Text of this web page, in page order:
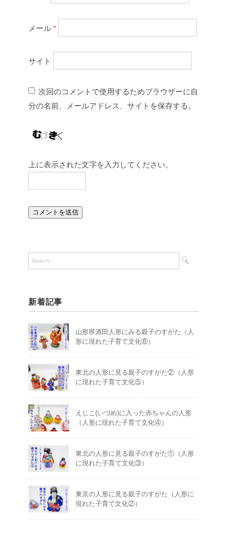
メール *
サイト
次回のコメントで使用するためブラウザーに自
分の名前、メールアドレス、サイトを保存する。
上に表示された文字を入力してください。
新着記事
山形県酒田人形にみる親子のすがた（人
形に現れた子育て文化⑥）
東北の人形に見る親子のすがた②（人形
に現れた子育て文化⑤）
えじこ(いづめ)に入った赤ちゃんの人形
（人形に現れた子育て文化④）
東北の人形に見る親子のすがた①（人形
に現れた子育て文化③）
東京の人形に見る親子のすがた（人形に
現れた子育て文化②）